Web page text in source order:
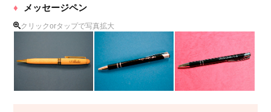
メッセージペン
クリックorタップで写真拡大